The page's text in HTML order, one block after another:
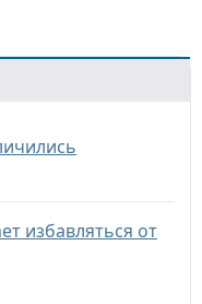
избавляться от